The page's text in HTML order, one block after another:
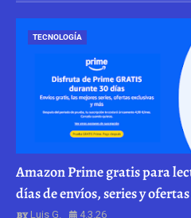
TECNOLOGÍA
Amazon Prime gratis para
días de envíos, series y
Luis G. 4.3.26